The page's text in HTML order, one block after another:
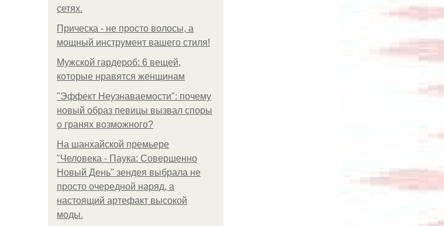
сетях.
Прическа - не просто волосы, а
мощный инструмент вашего стиля!
Мужской гардероб: 6 вещей,
которые нравятся женщинам
"Эффект Неузнаваемости": почему
новый образ певицы вызвал споры
о гранях возможного?
На шанхайской премьере
"Человека - Паука: Совершенно
Новый День" зендея выбрала не
просто очередной наряд, а
настоящий артефакт высокой
моды.